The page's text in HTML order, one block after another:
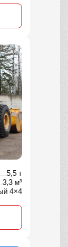
5,5 т
3,3 м³
4×4